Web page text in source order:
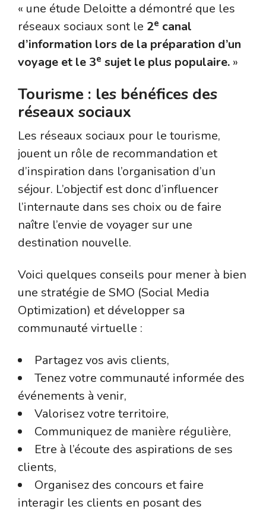
« une étude Deloitte a démontré que les
réseaux sociaux sont le 2e canal
d’information lors de la préparation d’un
voyage et le 3e sujet le plus populaire. »
Tourisme : les bénéfices des
réseaux sociaux
Les réseaux sociaux pour le tourisme,
jouent un rôle de recommandation et
d’inspiration dans l’organisation d’un
séjour. L’objectif est donc d’influencer
l’internaute dans ses choix ou de faire
naître l’envie de voyager sur une
destination nouvelle.
Voici quelques conseils pour mener à bien
une stratégie de SMO (Social Media
Optimization) et développer sa
communauté virtuelle :
Partagez vos avis clients,
Tenez votre communauté informée des
événements à venir,
Valorisez votre territoire,
Communiquez de manière régulière,
Etre à l’écoute des aspirations de ses
clients,
Organisez des concours et faire
interagir les clients en posant des